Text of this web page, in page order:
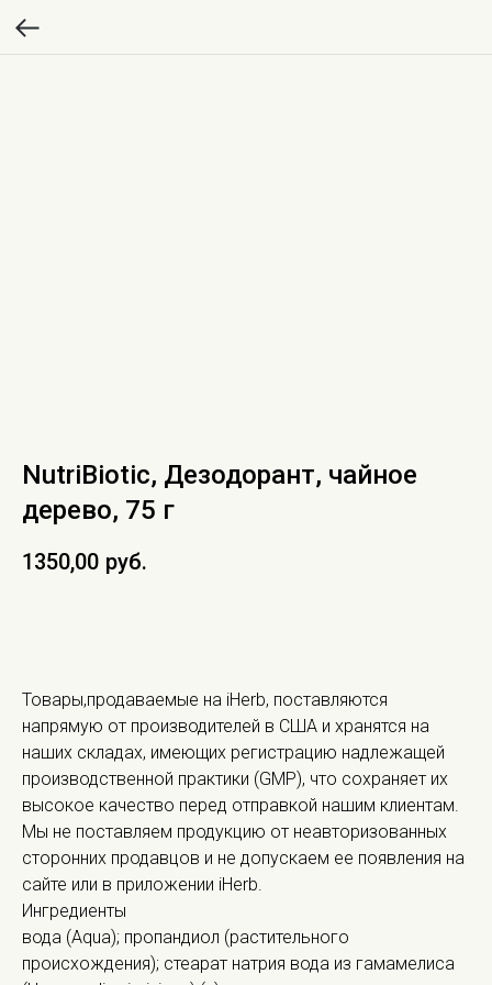
NutriBiotic, Дезодорант, чайное
дерево, 75 г
1350,00 руб.
Товары,продаваемые на iHerb, поставляются
напрямую от производителей в США и хранятся на
наших складах, имеющих регистрацию надлежащей
производственной практики (GMP), что сохраняет их
высокое качество перед отправкой нашим клиентам.
Мы не поставляем продукцию от неавторизованных
сторонних продавцов и не допускаем ее появления на
сайте или в приложении iHerb.
Ингредиенты
вода (Aqua); пропандиол (растительного
происхождения); стеарат натрия вода из гамамелиса